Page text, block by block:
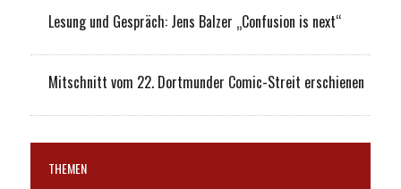
Lesung und Gespräch: Jens Balzer „Confusion is next“
Mitschnitt vom 22. Dortmunder Comic-Streit erschienen
THEMEN